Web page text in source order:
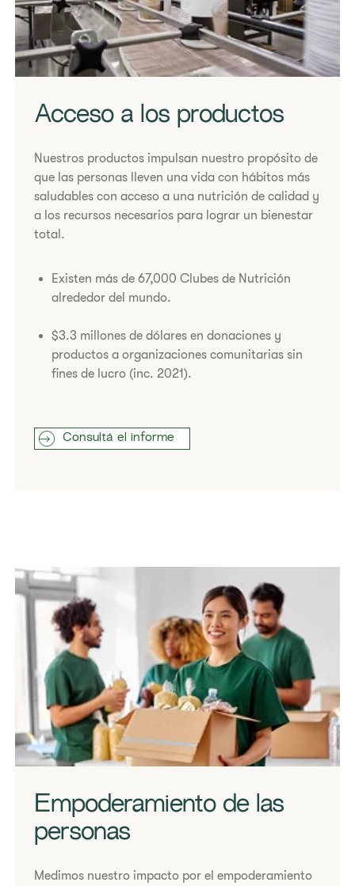
Acceso a los productos
​Nuestros productos impulsan nuestro propósito de
que las personas lleven una vida con hábitos más
saludables con acceso a una nutrición de calidad y
a los recursos necesarios para lograr un bienestar
total.
Existen más de 67,000 Clubes de Nutrición
alrededor del mundo.
​$3.3 millones de dólares en donaciones y
productos a organizaciones comunitarias sin
fines de lucro (inc. 2021).
Consultá el informe
Empoderamiento de las
personas
​Medimos nuestro impacto por el empoderamiento